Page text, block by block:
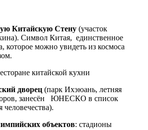
Китайскую Стену (участок
Символ Китая, единственное
которое можно увидеть из космоса
китайской кухни
дворец (парк Ихэюань, летняя
занесён ЮНЕСКО в список
человечества).
объектов: стадионы